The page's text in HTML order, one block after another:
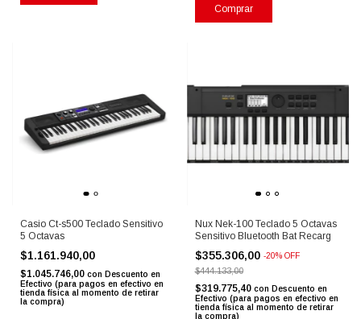
Comprar
Casio Ct-s500 Teclado Sensitivo
5 Octavas
$1.161.940,00
$1.045.746,00 con Descuento en
Efectivo (para pagos en efectivo en
tienda física al momento de retirar
la compra)
Nux Nek-100 Teclado 5 Octavas
Sensitivo Bluetooth Bat Recarg
$355.306,00 -20% OFF
$444.133,00
$319.775,40 con Descuento en
Efectivo (para pagos en efectivo en
tienda física al momento de retirar
la compra)